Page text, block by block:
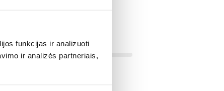
funkcijas ir analizuoti
ir analizės partneriais,